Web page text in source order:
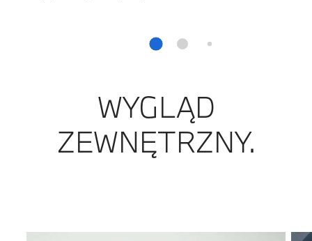
WYGLĄD
ZEWNĘTRZNY.